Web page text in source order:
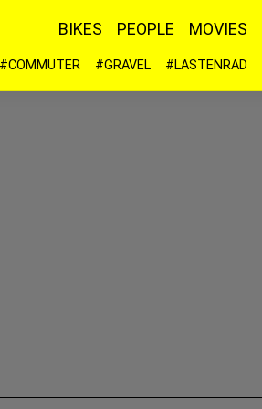
BIKES PEOPLE MOVIES
#COMMUTER #GRAVEL #LASTENRAD